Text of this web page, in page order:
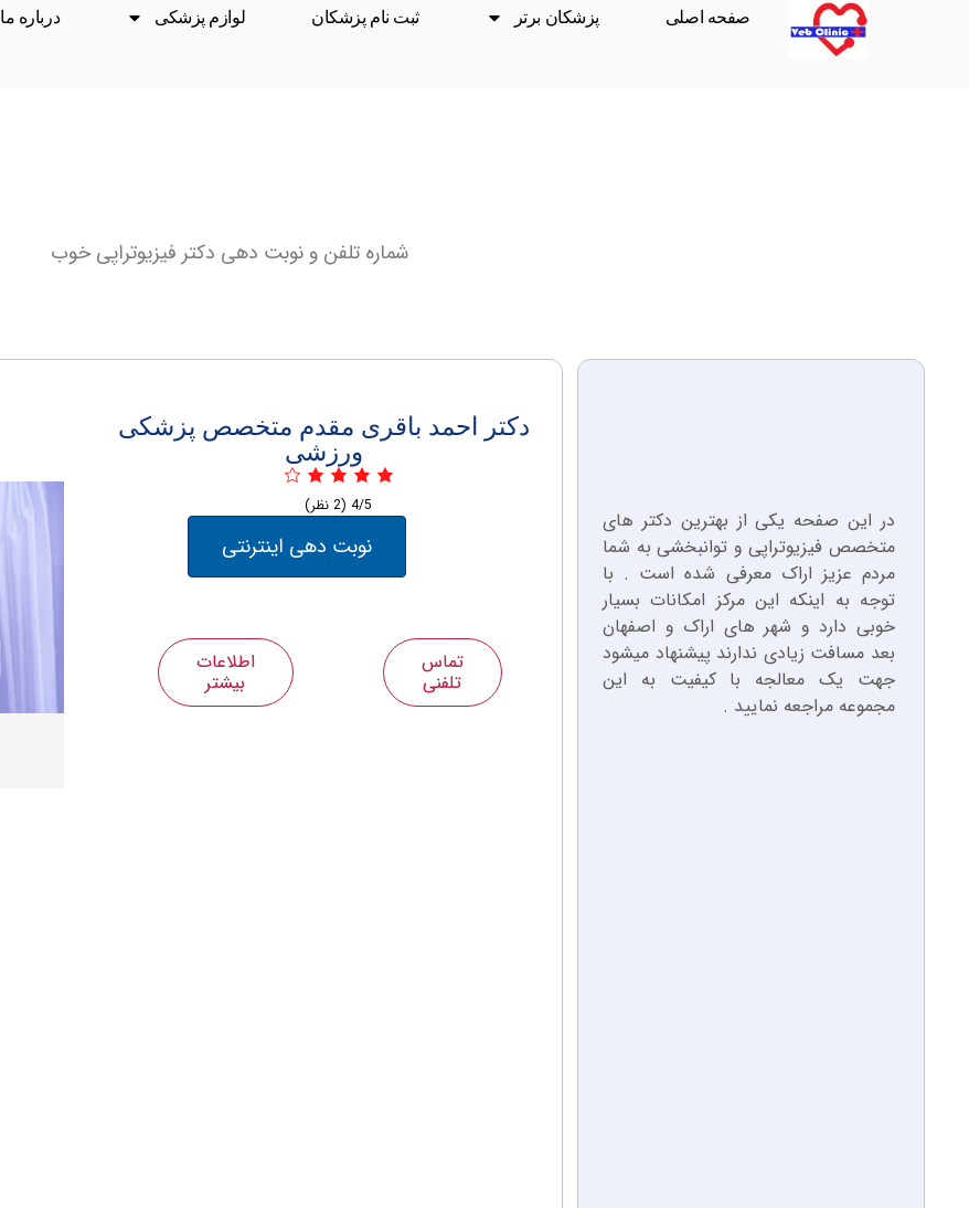
صفحه اصلی پزشکان برتر ثبت نام پزشکان لوازم پزشکی درباره ما
شماره تلفن و نوبت دهی دکتر فیزیوتراپی خوب
در این صفحه یکی از بهترین دکتر های
متخصص فیزیوتراپی و توانبخشی به شما
مردم عزیز اراک معرفی شده است . با
توجه به اینکه این مرکز امکانات بسیار
خوبی دارد و شهر های اراک و اصفهان
بعد مسافت زیادی ندارند پیشنهاد میشود
جهت یک معالجه با کیفیت به این
مجموعه مراجعه نمایید .
دکتر احمد باقری مقدم متخصص پزشکی
ورزشی
4/5 (2 نظر)
نوبت دهی اینترنتی
تماس
تلفنی
اطلاعات
بیشتر